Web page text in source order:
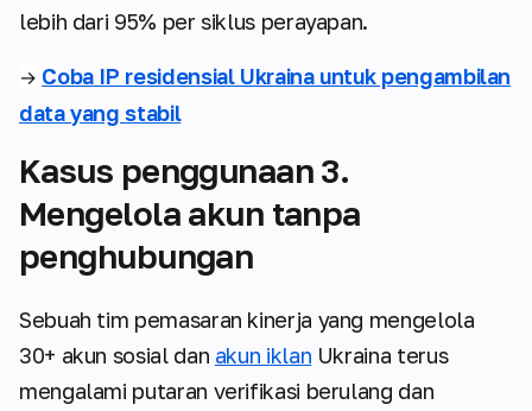
lebih dari 95% per siklus perayapan.
→ Coba IP residensial Ukraina untuk pengambilan
data yang stabil
Kasus penggunaan 3.
Mengelola akun tanpa
penghubungan
Sebuah tim pemasaran kinerja yang mengelola
30+ akun sosial dan akun iklan Ukraina terus
mengalami putaran verifikasi berulang dan